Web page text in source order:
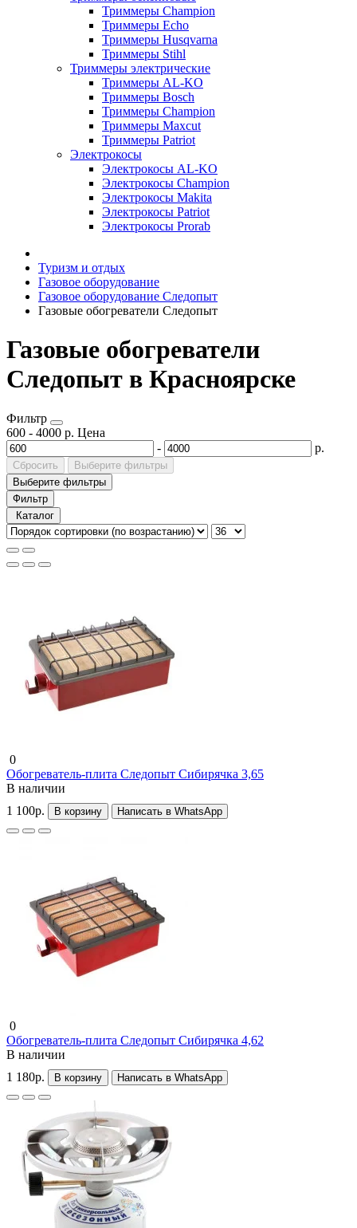
Триммеры Champion
Триммеры Echo
Триммеры Husqvarna
Триммеры Stihl
Триммеры электрические
Триммеры AL-KO
Триммеры Bosch
Триммеры Champion
Триммеры Maxcut
Триммеры Patriot
Электрокосы
Электрокосы AL-KO
Электрокосы Champion
Электрокосы Makita
Электрокосы Patriot
Электрокосы Prorab
Туризм и отдых
Газовое оборудование
Газовое оборудование Следопыт
Газовые обогреватели Следопыт
Газовые обогреватели
Следопыт в Красноярске
Фильтр
600 - 4000 р. Цена
-
р.
Сбросить
Выберите фильтры
Выберите фильтры
Фильтр
Каталог
0
Обогреватель-плита Следопыт Сибирячка 3,65
В наличии
1 100р.
В корзину Написать в WhatsApp
0
Обогреватель-плита Следопыт Сибирячка 4,62
В наличии
1 180р.
В корзину Написать в WhatsApp